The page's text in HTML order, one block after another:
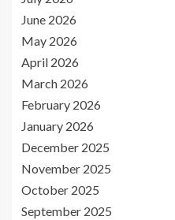
June 2026
May 2026
April 2026
March 2026
February 2026
January 2026
December 2025
November 2025
October 2025
September 2025